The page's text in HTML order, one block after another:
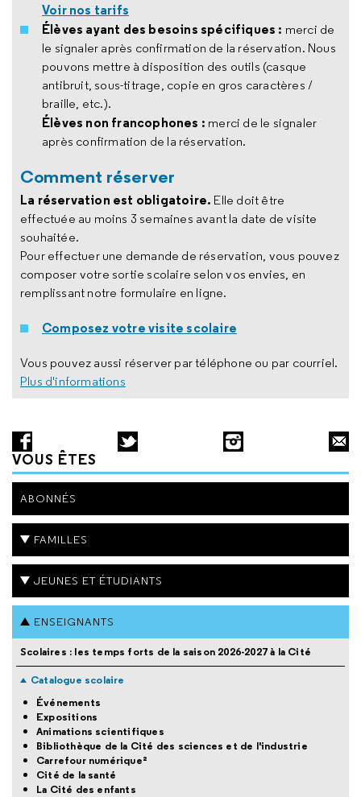
Voir nos tarifs
Élèves ayant des besoins spécifiques : merci de
le signaler après confirmation de la réservation. Nous
pouvons mettre à disposition des outils (casque
antibruit, sous-titrage, copie en gros caractères /
braille, etc.).
Élèves non francophones : merci de le signaler
après confirmation de la réservation.
Comment réserver
La réservation est obligatoire. Elle doit être
effectuée au moins 3 semaines avant la date de visite
souhaitée.
Pour effectuer une demande de réservation, vous pouvez
composer votre sortie scolaire selon vos envies, en
remplissant notre formulaire en ligne.
Composez votre visite scolaire
Vous pouvez aussi réserver par téléphone ou par courriel.
Plus d'informations
VOUS ÊTES
ABONNÉS
FAMILLES
JEUNES ET ÉTUDIANTS
ENSEIGNANTS
Scolaires : les temps forts de la saison 2026-2027 à la Cité
Catalogue scolaire
Événements
Expositions
Animations scientifiques
Bibliothèque de la Cité des sciences et de l'industrie
Carrefour numérique²
Cité de la santé
La Cité des enfants